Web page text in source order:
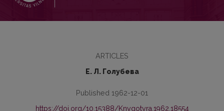
ARTICLES
Е. Л. Голубева
Published 1962-12-01
https://doi.org/10.15388/Knygotyra.1962.18554